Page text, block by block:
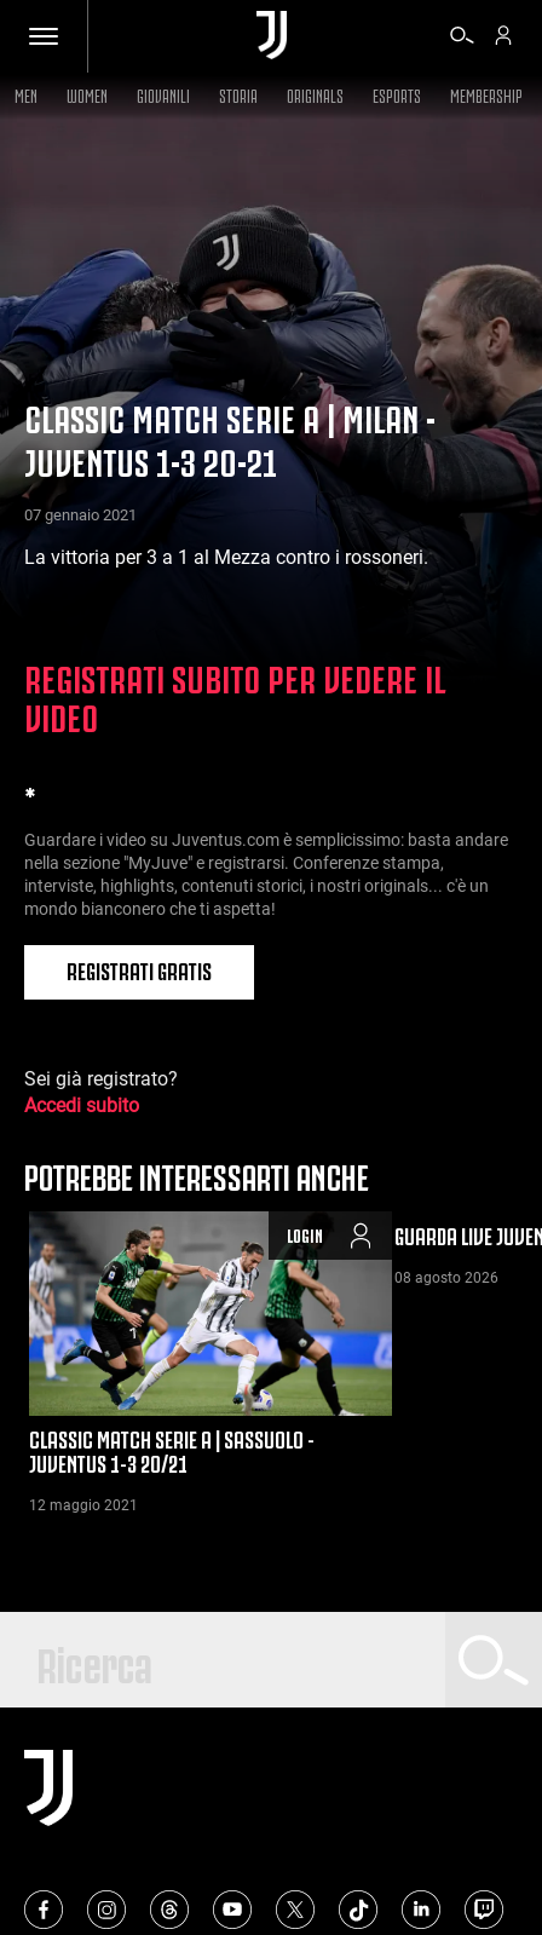
BIGLIETTI
SHOP
BIANCONERI
VIDEO
ALTRO
MEN WOMEN GIOVANILI STORIA ORIGINALS ESPORTS MEMBERSHIP
CLASSIC MATCH SERIE A | MILAN -
JUVENTUS 1-3 20-21
07 gennaio 2021
La vittoria per 3 a 1 al Mezza contro i rossoneri.
REGISTRATI SUBITO PER VEDERE IL
VIDEO
*
Guardare i video su Juventus.com è semplicissimo: basta andare
nella sezione "MyJuve" e registrarsi. Conferenze stampa,
interviste, highlights, contenuti storici, i nostri originals... c'è un
mondo bianconero che ti aspetta!
REGISTRATI GRATIS
Sei già registrato?
Accedi subito
POTREBBE INTERESSARTI ANCHE
LOGIN
CLASSIC MATCH SERIE A | SASSUOLO -
JUVENTUS 1-3 20/21
12 maggio 2021
GUARDA LIVE
08 agosto 2026